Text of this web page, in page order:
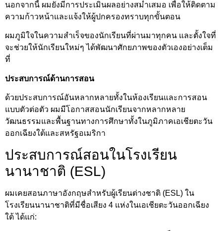
นอกจากนี้ ผมยังมีการประเมินผลอย่างสม่ำเสมอ เพื่อให้ติดตาม
ความก้าวหน้าและแจ้งให้ผู้ปกครองทราบทุกขั้นตอน
ผมภูมิใจในความสำเร็จของนักเรียนที่ผ่านมาทุกคน และตั้งใจที่
จะช่วยให้นักเรียนใหม่ๆ ได้พัฒนาศักยภาพของตัวเองอย่างเต็ม
ที่
ประสบการณ์ด้านการสอน
ด้วยประสบการณ์อันหลากหลายทั้งในห้องเรียนและการสอน
แบบตัวต่อตัว ผมมีโอกาสสอนนักเรียนจากหลากหลาย
วัฒนธรรมและพื้นฐานทางการศึกษาทั้งในภูมิภาคเอเชียตะวัน
ออกเฉียงใต้และสหรัฐอเมริกา
ประสบการณ์สอนในโรงเรียน
นานาชาติ (ESL)
ผมเคยสอนภาษาอังกฤษสำหรับผู้เรียนต่างชาติ (ESL) ใน
โรงเรียนนานาชาติที่มีชื่อเสียง 4 แห่งในเอเชียตะวันออกเฉียง
ใต้ ได้แก่: